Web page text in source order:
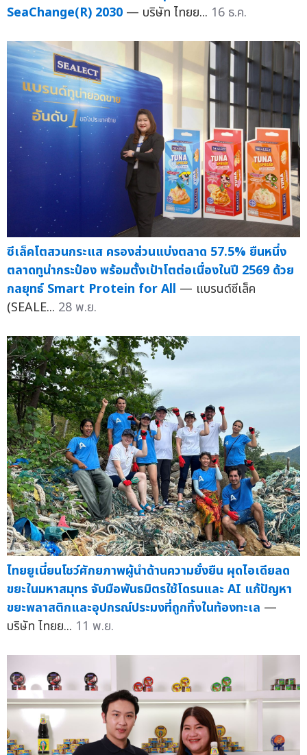
SeaChange(R) 2030 — บริษัท ไทยย... 16 ธ.ค.
ซีเล็คโตสวนกระแส ครองส่วนแบ่งตลาด 57.5% ยืนหนึ่ง
ตลาดทูน่ากระป๋อง พร้อมตั้งเป้าโตต่อเนื่องในปี 2569 ด้วย
กลยุทธ์ Smart Protein for All — แบรนด์ซีเล็ค
(SEALE... 28 พ.ย.
ไทยยูเนี่ยนโชว์ศักยภาพผู้นำด้านความยั่งยืน ผุดไอเดียลด
ขยะในมหาสมุทร จับมือพันธมิตรใช้โดรนและ AI แก้ปัญหา
ขยะพลาสติกและอุปกรณ์ประมงที่ถูกทิ้งในท้องทะเล —
บริษัท ไทยย... 11 พ.ย.